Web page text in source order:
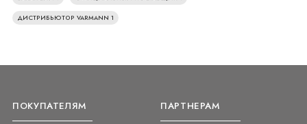
ДИСТРИБЬЮТОР VARMANN1
ПОКУПАТЕЛЯМ ПАРТНЕРАМ